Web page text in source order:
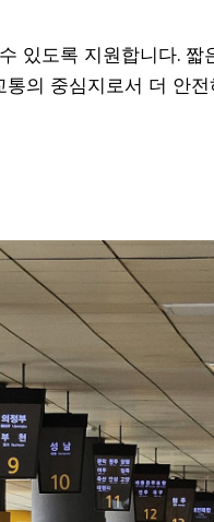
있도록 지원합니다.
의 중심지로서 더 안